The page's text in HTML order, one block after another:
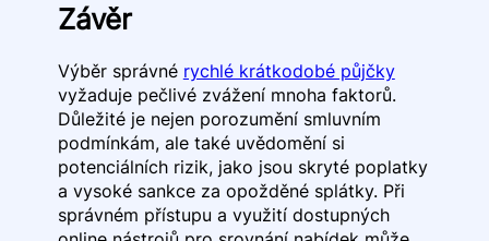
Závěr
Výběr správné rychlé krátkodobé půjčky
vyžaduje pečlivé zvážení mnoha faktorů.
Důležité je nejen porozumění smluvním
podmínkám, ale také uvědomění si
potenciálních rizik, jako jsou skryté poplatky
a vysoké sankce za opožděné splátky. Při
správném přístupu a využití dostupných